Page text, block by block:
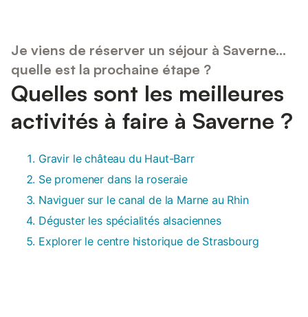
Je viens de réserver un séjour à Saverne...
quelle est la prochaine étape ?
Quelles sont les meilleures
activités à faire à Saverne ?
Gravir le château du Haut-Barr
Se promener dans la roseraie
Naviguer sur le canal de la Marne au Rhin
Déguster les spécialités alsaciennes
Explorer le centre historique de Strasbourg